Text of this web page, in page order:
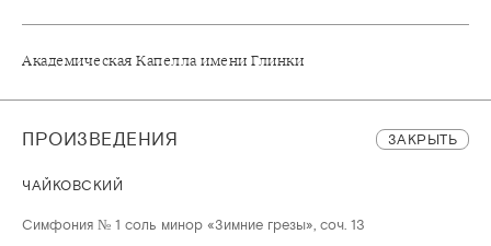
Академическая Капелла имени Глинки
ПРОИЗВЕДЕНИЯ ЗАКРЫТЬ
ЧАЙКОВСКИЙ
Симфония № 1 соль минор «Зимние грезы», соч. 13